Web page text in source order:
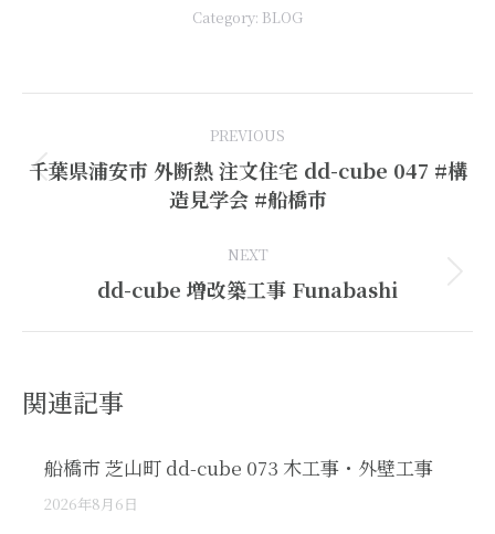
Category: BLOG
PREVIOUS
Previous
post:
千葉県浦安市 外断熱 注文住宅 dd-cube 047 #構
造見学会 #船橋市
NEXT
Next
dd-cube 増改築工事 Funabashi
関連記事
船橋市 芝山町 dd-cube 073 木工事・外壁工事
2026年8月6日